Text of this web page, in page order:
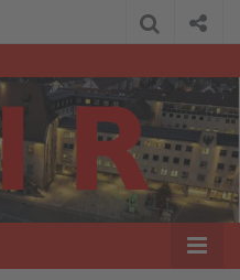
wir-hn.de –
wirland.eu